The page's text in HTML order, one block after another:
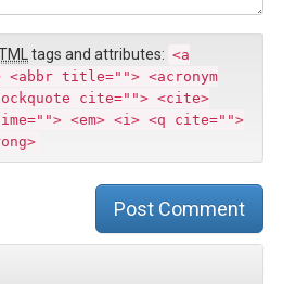
tags and attributes: <a
title=""> <acronym
cite=""> <cite>
<em> <i> <q cite="">
Post Comment